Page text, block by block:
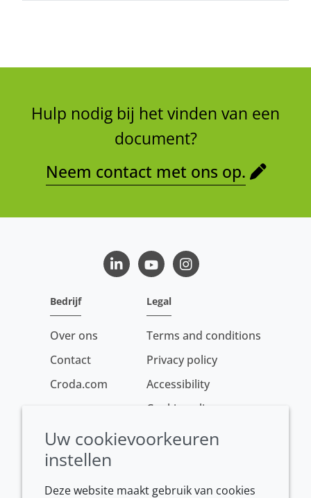
Hulp nodig bij het vinden van een
document?
Neem contact met ons op.
LinkedInYoutubeInstagram
Bedrijf
Over ons
Contact
Croda.com
Legal
Terms and conditions
Privacy policy
Accessibility
Cookie policy
Conditions of sale
Uw cookievoorkeuren
instellen
Deze website maakt gebruik van cookies